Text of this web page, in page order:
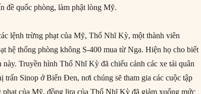
đề quốc phòng, làm phật lòng Mỹ.
lệnh trừng phạt của Mỹ, Thổ Nhĩ Kỳ, một thành viên
hệ thống phòng không S-400 mua từ Nga. Hiện họ cho biết
này. Truyền hình Thổ Nhĩ Kỳ đã chiếu cảnh các xe tải quân
trấn Sinop ở Biển Đen, nơi chúng sẽ tham gia các cuộc tập
của Mỹ, đồng lira của Thổ Nhĩ Kỳ đã giảm xuống mức